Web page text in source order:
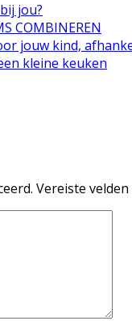
jou?
COMBINEREN
jouw kind,
kleine keuken
Vereiste